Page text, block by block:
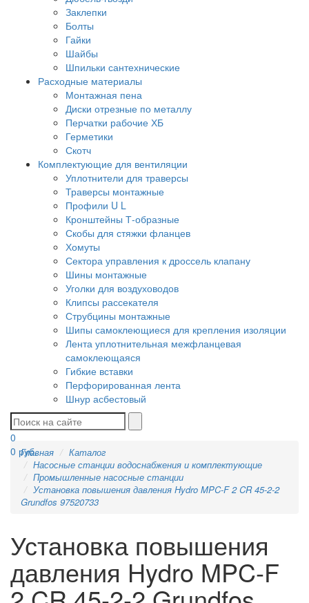
Заклепки
Болты
Гайки
Шайбы
Шпильки сантехнические
Расходные материалы
Монтажная пена
Диски отрезные по металлу
Перчатки рабочие ХБ
Герметики
Скотч
Комплектующие для вентиляции
Уплотнители для траверсы
Траверсы монтажные
Профили U L
Кронштейны Т-образные
Скобы для стяжки фланцев
Хомуты
Сектора управления к дроссель клапану
Шины монтажные
Уголки для воздуховодов
Клипсы рассекателя
Струбцины монтажные
Шипы самоклеющиеся для крепления изоляции
Лента уплотнительная межфланцевая
самоклеющаяся
Гибкие вставки
Перфорированная лента
Шнур асбестовый
0
0 руб.
Главная
Каталог
Насосные станции водоснабжения и комплектующие
Промышленные насосные станции
Установка повышения давления Hydro MPC-F 2 CR 45-2-2
Grundfos 97520733
Установка повышения
давления Hydro MPC-F